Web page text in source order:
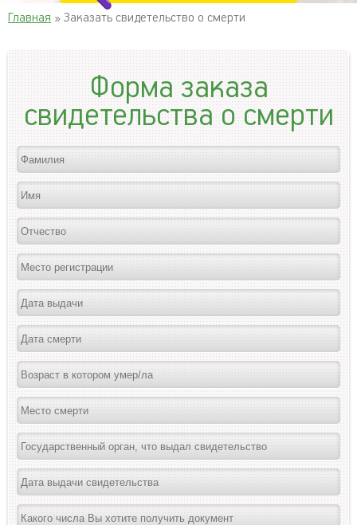
Главная » Заказать свидетельство о смерти
Форма заказа
свидетельства о смерти